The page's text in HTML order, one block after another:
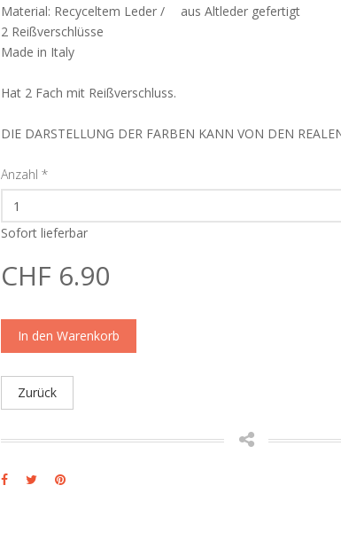
Material: Recyceltem Leder / aus Altleder gefertigt
2 Reißverschlüsse
Made in Italy
Hat 2 Fach mit Reißverschluss.
DIE DARSTELLUNG DER FARBEN KANN VON DEN
Anzahl *
Sofort lieferbar
CHF 6.90
In den Warenkorb
Zurück